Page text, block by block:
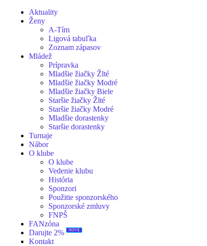
Aktuality
Ženy
A-Tím
Ligová tabuľka
Zoznam zápasov
Mládež
Prípravka
Mladšie žiačky Žlté
Mladšie žiačky Modré
Mladšie žiačky Biele
Staršie žiačky Žlté
Staršie žiačky Modré
Mladšie dorastenky
Staršie dorastenky
Turnaje
Nábor
O klube
O klube
Vedenie klubu
História
Sponzori
Použitie sponzorského
Sponzorské zmluvy
FNPŠ
FANzóna
Darujte 2%
NOVÉ
Kontakt